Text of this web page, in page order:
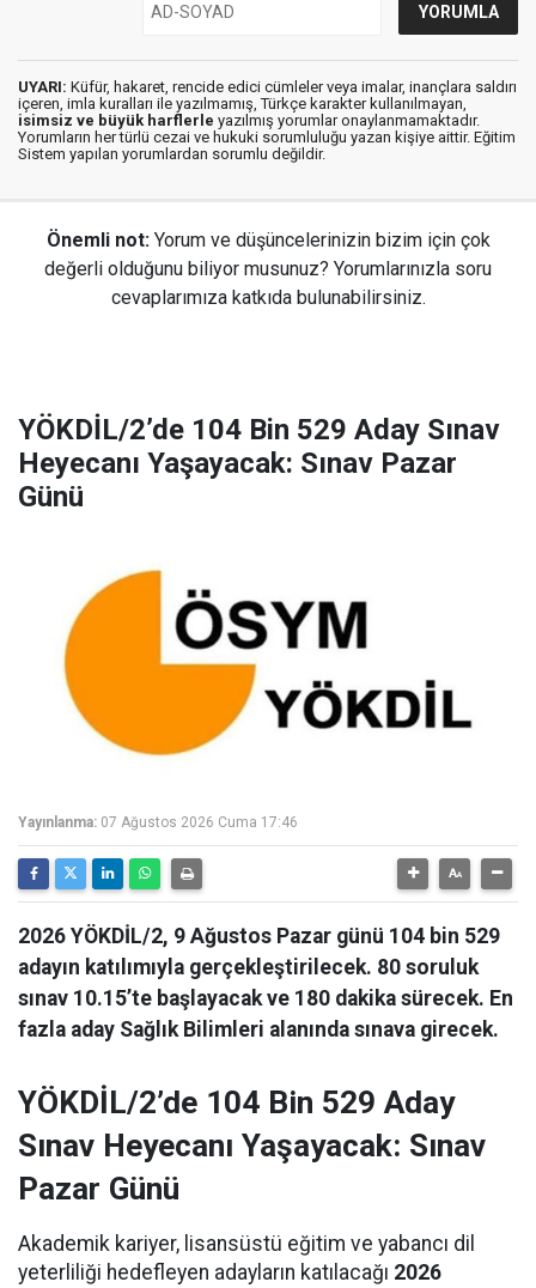
UYARI: Küfür, hakaret, rencide edici cümleler veya imalar, inançlara saldırı
içeren, imla kuralları ile yazılmamış, Türkçe karakter kullanılmayan,
isimsiz ve büyük harflerle yazılmış yorumlar onaylanmamaktadır.
Yorumların her türlü cezai ve hukuki sorumluluğu yazan kişiye aittir. Eğitim
Sistem yapılan yorumlardan sorumlu değildir.
Önemli not: Yorum ve düşüncelerinizin bizim için çok
değerli olduğunu biliyor musunuz? Yorumlarınızla soru
cevaplarımıza katkıda bulunabilirsiniz.
YÖKDİL/2’de 104 Bin 529 Aday Sınav
Heyecanı Yaşayacak: Sınav Pazar
Günü
Yayınlanma: 07 Ağustos 2026 Cuma 17:46
2026 YÖKDİL/2, 9 Ağustos Pazar günü 104 bin 529
adayın katılımıyla gerçekleştirilecek. 80 soruluk
sınav 10.15’te başlayacak ve 180 dakika sürecek. En
fazla aday Sağlık Bilimleri alanında sınava girecek.
YÖKDİL/2’de 104 Bin 529 Aday
Sınav Heyecanı Yaşayacak: Sınav
Pazar Günü
Akademik kariyer, lisansüstü eğitim ve yabancı dil
yeterliliği hedefleyen adayların katılacağı 2026